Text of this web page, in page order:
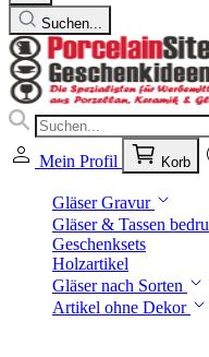
Suchen...
Mein Profil Korb
Gläser Gravur
Gläser & Tassen
Geschenksets
Holzartikel
Gläser nach Sorten
Artikel ohne Dekor